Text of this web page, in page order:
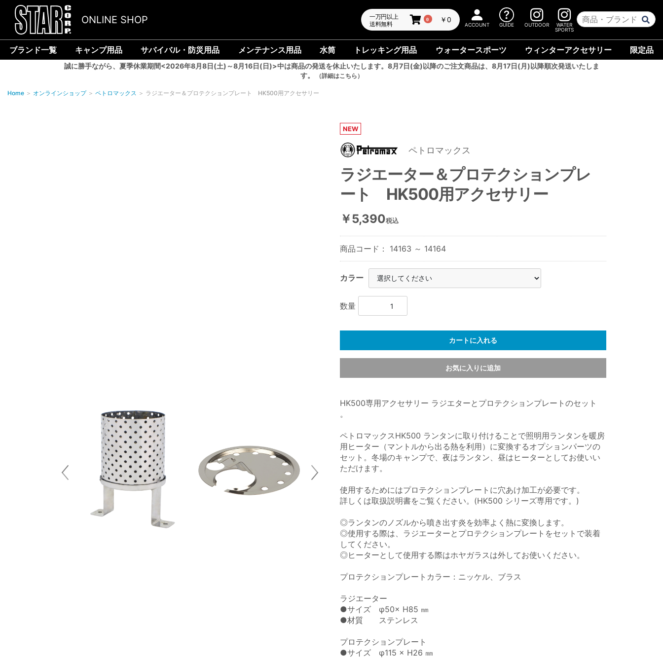
ONLINE SHOP
一万円以上
送料無料
0 ￥0
ACCOUNT GUIDE OUTDOOR
WATER
SPORTS
ブランド一覧 キャンプ用品 サバイバル・防災用品 メンテナンス用品 水筒 トレッキング用品 ウォータースポーツ ウィンターアクセサリー 限定品
誠に勝手ながら、夏季休業期間<2026年8月8日(土)～8月16日(日)>中は商品の発送を休止いたします。8月7日(金)以降のご注文商品は、8月17日(月)以降順次発送いたしま
す。
（詳細はこちら）
Home ＞ オンラインショップ ＞ ペトロマックス ＞ ラジエーター＆プロテクションプレート HK500用アクセサリー
NEW
ペトロマックス
ラジエーター＆プロテクションプレ
ート HK500用アクセサリー
￥5,390税込
商品コード： 14163 ～ 14164
カラー
数量
カートに入れる
お気に入りに追加
HK500専用アクセサリー ラジエターとプロテクションプレートのセット
。
ペトロマックスHK500 ランタンに取り付けることで照明用ランタンを暖房
用ヒーター（マントルから出る熱を利用）に変換するオプションパーツの
セット。冬場のキャンプで、夜はランタン、昼はヒーターとしてお使いい
ただけます。
使用するためにはプロテクションプレートに穴あけ加工が必要です。
詳しくは取扱説明書をご覧ください。(HK500 シリーズ専用です。)
◎ランタンのノズルから噴き出す炎を効率よく熱に変換します。
◎使用する際は、ラジエーターとプロテクションプレートをセットで装着
してください。
◎ヒーターとして使用する際はホヤガラスは外してお使いください。
プロテクションプレートカラー：ニッケル、ブラス
ラジエーター
●サイズ φ50× H85 ㎜
●材質 ステンレス
プロテクションプレート
●サイズ φ115 × H26 ㎜